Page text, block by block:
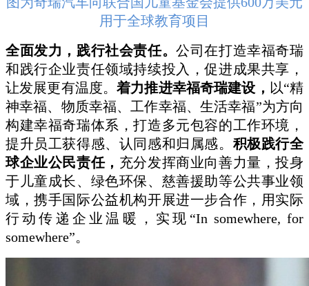
用于全球教育项目
全面发力，践行社会责任。公司在打造幸福奇瑞
和践行企业责任领域持续投入，促进成果共享，
让发展更有温度。着力推进幸福奇瑞建设， 以“精
神幸福、物质幸福、工作幸福、生活幸福”为方向
构建幸福奇瑞体系，打造多元包容的工作环境，
提升员工获得感、认同感和归属感。 积极践行全
球企业公民责任， 充分发挥商业向善力量，投身
于儿童成长、绿色环保、慈善援助等公共事业领
域，携手国际公益机构开展进一步合作，用实际
行动传递企业温暖，实现“In somewhere, for
somewhere”。